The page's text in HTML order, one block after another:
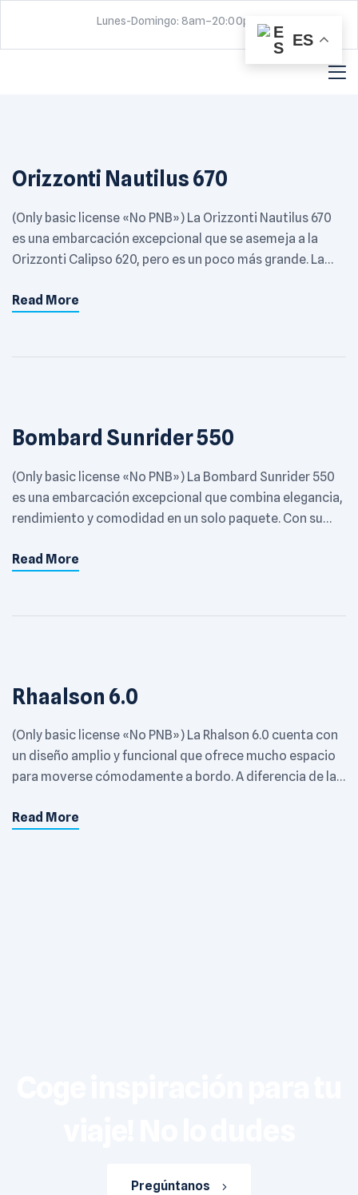
Lunes-Domingo: 8am–20:00pm
Orizzonti Nautilus 670
(Only basic license «No PNB») La Orizzonti Nautilus 670
es una embarcación excepcional que se asemeja a la
Orizzonti Calipso 620, pero es un poco más grande. La
borda Suzuki de 100 caballos de fuerza que garantiza una
Read More
Bombard Sunrider 550
(Only basic license «No PNB») La Bombard Sunrider 550
es una embarcación excepcional que combina elegancia,
rendimiento y comodidad en un solo paquete. Con su
embarcación destaca en cualquier entorno marino. Con
Read More
Rhaalson 6.0
(Only basic license «No PNB») La Rhalson 6.0 cuenta con
un diseño amplio y funcional que ofrece mucho espacio
para moverse cómodamente a bordo. A diferencia de las
6.0 no cuenta con un solarium de popa, pero ofrece un
Read More
Pregúntanos
ES